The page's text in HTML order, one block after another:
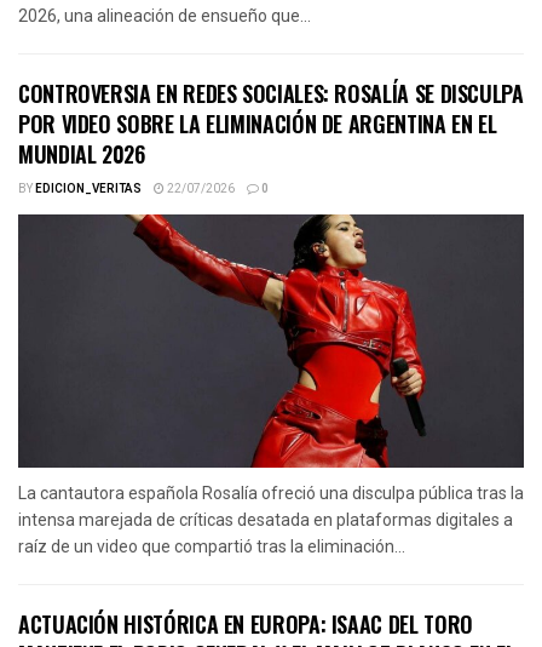
2026, una alineación de ensueño que...
CONTROVERSIA EN REDES SOCIALES: ROSALÍA SE DISCULPA
POR VIDEO SOBRE LA ELIMINACIÓN DE ARGENTINA EN EL
MUNDIAL 2026
BYEDICION_VERITAS 22/07/2026 0
La cantautora española Rosalía ofreció una disculpa pública tras la
intensa marejada de críticas desatada en plataformas digitales a
raíz de un video que compartió tras la eliminación...
ACTUACIÓN HISTÓRICA EN EUROPA: ISAAC DEL TORO